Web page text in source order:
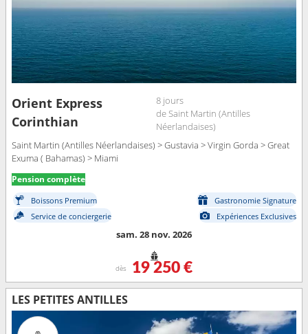
Orient Express
Corinthian
8 jours
de Saint Martin (Antilles
Néerlandaises)
Saint Martin (Antilles Néerlandaises) > Gustavia > Virgin Gorda > Great
Exuma ( Bahamas) > Miami
Pension complète
Boissons Premium
Gastronomie Signature
Service de conciergerie
Expériences Exclusives
sam. 28 nov. 2026
dès 19 250 €
LES PETITES ANTILLES